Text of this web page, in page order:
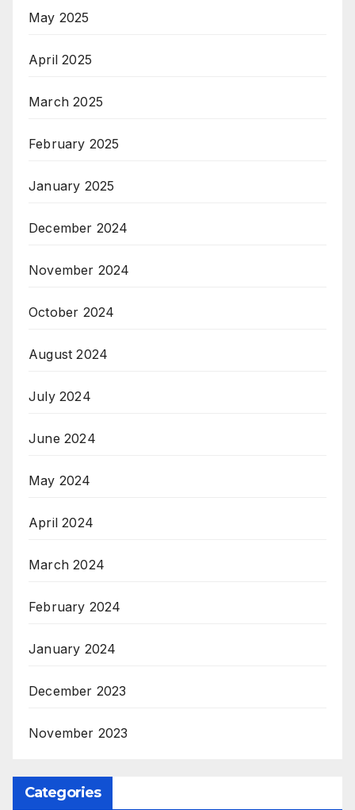
May 2025
April 2025
March 2025
February 2025
January 2025
December 2024
November 2024
October 2024
August 2024
July 2024
June 2024
May 2024
April 2024
March 2024
February 2024
January 2024
December 2023
November 2023
Categories